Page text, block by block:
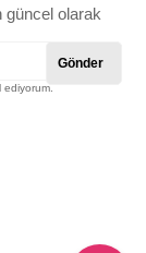
güncel olarak
Gönder
ediyorum.